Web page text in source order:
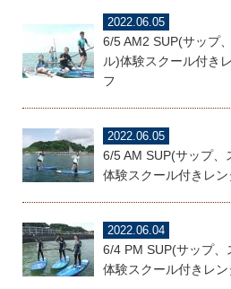
2022.06.05
6/5 AM2 SUP(サップ
ル)体験スクール付き
フ
2022.06.05
6/5 AM SUP(サップ、
体験スクール付きレ
2022.06.04
6/4 PM SUP(サップ
体験スクール付きレ